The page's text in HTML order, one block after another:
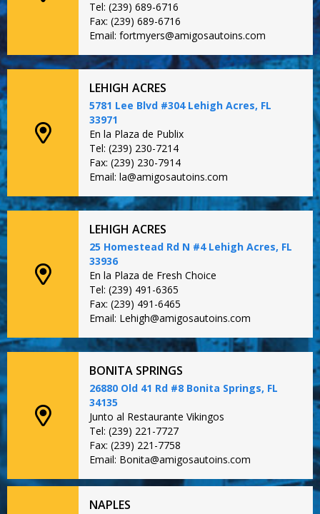
Tel: (239) 689-6716
Fax: (239) 689-6716
Email: fortmyers@amigosautoins.com
LEHIGH ACRES
5781 Lee Blvd #304 Lehigh Acres, FL
33971
En la Plaza de Publix
Tel: (239) 230-7214
Fax: (239) 230-7914
Email: la@amigosautoins.com
LEHIGH ACRES
25 Homestead Rd N #4 Lehigh Acres, FL
33936
En la Plaza de Fresh Choice
Tel: (239) 491-6365
Fax: (239) 491-6465
Email: Lehigh@amigosautoins.com
BONITA SPRINGS
26880 Old 41 Rd #8 Bonita Springs, FL
34135
Junto al Restaurante Vikingos
Tel: (239) 221-7727
Fax: (239) 221-7758
Email: Bonita@amigosautoins.com
NAPLES